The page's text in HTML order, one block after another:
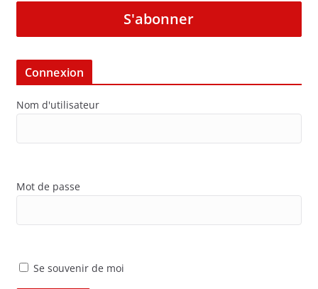
S'abonner
Connexion
Nom d'utilisateur
Mot de passe
Se souvenir de moi